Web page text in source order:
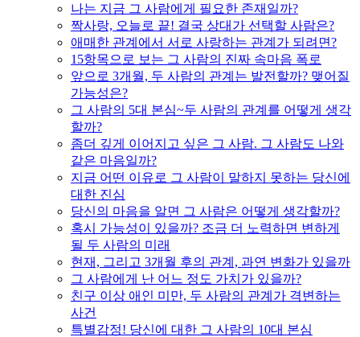
나는 지금 그 사람에게 필요한 존재일까?
짝사랑, 오늘로 끝! 결국 상대가 선택할 사람은?
애매한 관계에서 서로 사랑하는 관계가 되려면?
15항목으로 보는 그 사람의 진짜 속마음 폭로
앞으로 3개월, 두 사람의 관계는 발전할까? 맺어질
가능성은?
그 사람의 5대 본심~두 사람의 관계를 어떻게 생각
할까?
좀더 깊게 이어지고 싶은 그 사람. 그 사람도 나와
같은 마음일까?
지금 어떤 이유로 그 사람이 말하지 못하는 당신에
대한 진심
당신의 마음을 알면 그 사람은 어떻게 생각할까?
혹시 가능성이 있을까? 조금 더 노력하면 변하게
될 두 사람의 미래
현재, 그리고 3개월 후의 관계, 과연 변화가 있을까
그 사람에게 난 어느 정도 가치가 있을까?
친구 이상 애인 미만, 두 사람의 관계가 격변하는
사건
특별감정! 당신에 대한 그 사람의 10대 본심